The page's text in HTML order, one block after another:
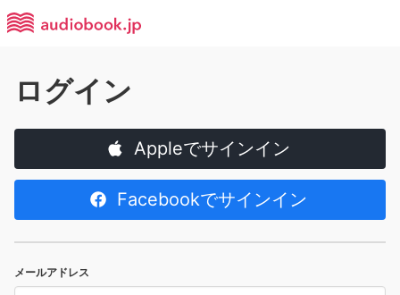
ログイン
Appleでサインイン
Facebookでサインイン
メールアドレス